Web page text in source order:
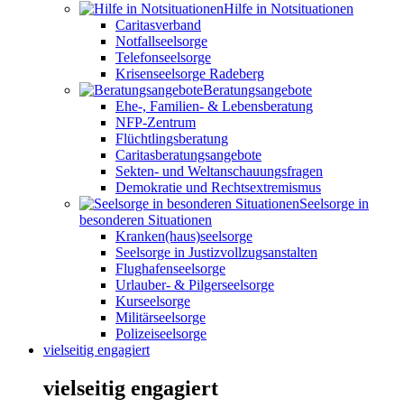
Hilfe in Notsituationen
Caritasverband
Notfallseelsorge
Telefonseelsorge
Krisenseelsorge Radeberg
Beratungsangebote
Ehe-, Familien- & Lebensberatung
NFP-Zentrum
Flüchtlingsberatung
Caritasberatungsangebote
Sekten- und Weltanschauungsfragen
Demokratie und Rechtsextremismus
Seelsorge in
besonderen Situationen
Kranken(haus)seelsorge
Seelsorge in Justizvollzugsanstalten
Flughafenseelsorge
Urlauber- & Pilgerseelsorge
Kurseelsorge
Militärseelsorge
Polizeiseelsorge
vielseitig engagiert
vielseitig engagiert